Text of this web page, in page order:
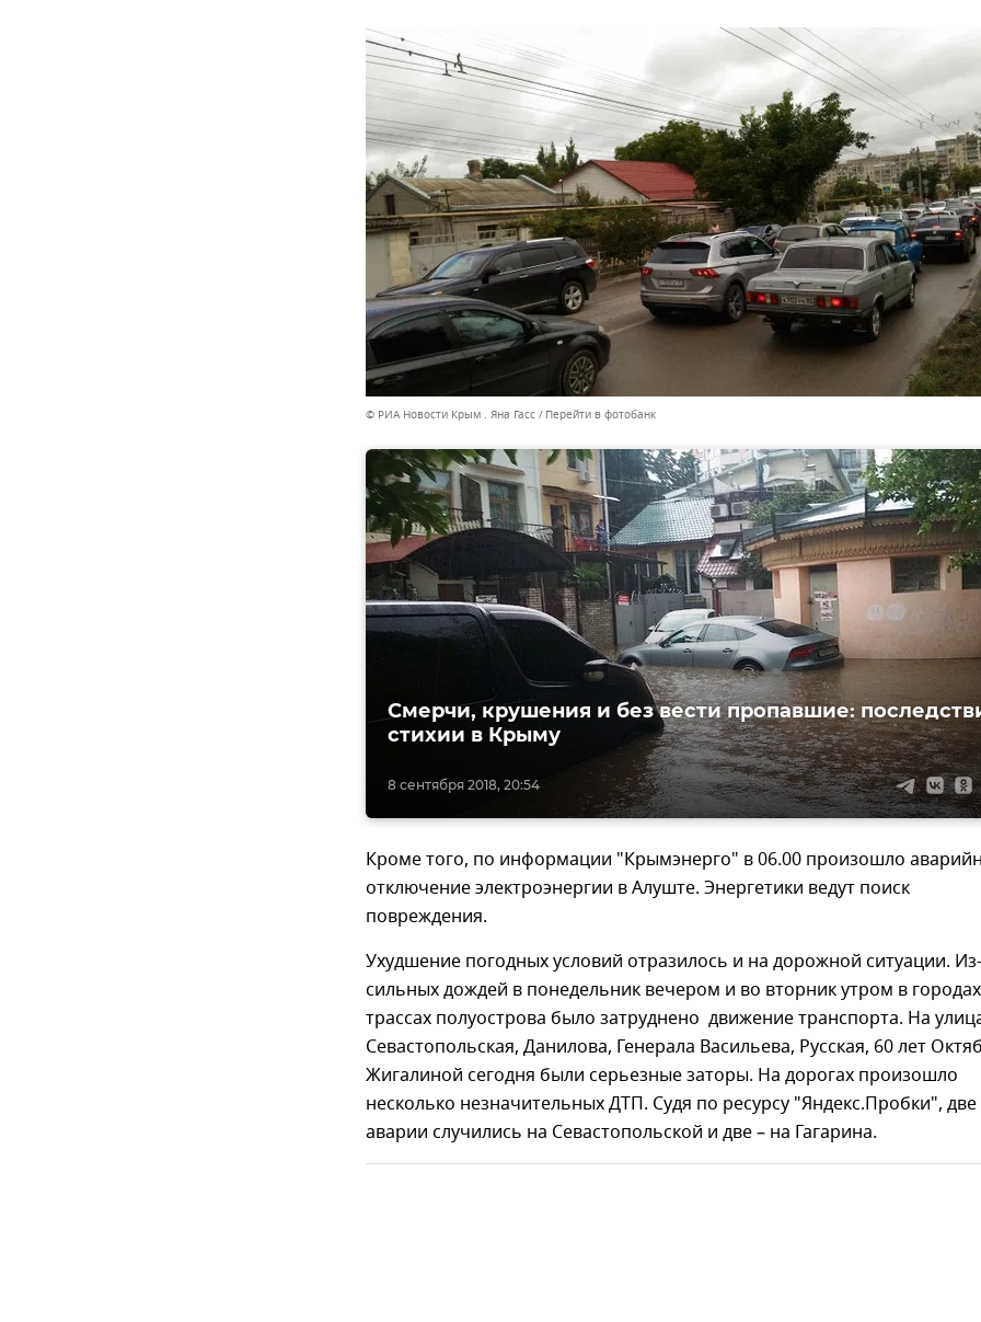
© РИА Новости Крым . Яна Гасс Перейти в фотобанк
8 сентября 2018, 20:54
Смерчи, крушения и без вести пропавшие:
стихии в Крыму
Кроме того, по информации "Крымэнерго" в 06.00 произошло
отключение электроэнергии в Алуште. Энергетики ведут поиск
повреждения.
Ухудшение погодных условий отразилось и на дорожной ситуации.
сильных дождей в понедельник вечером и во вторник утром в
трассах полуострова было затруднено движение транспорта. На
Севастопольская, Данилова, Генерала Васильева, Русская, 60 лет
Жигалиной сегодня были серьезные заторы. На дорогах произошло
несколько незначительных ДТП. Судя по ресурсу "Яндекс.Пробки", две
аварии случились на Севастопольской и две – на Гагарина.